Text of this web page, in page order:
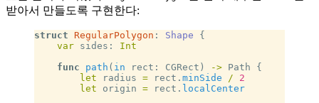
받아서 만들도록 구현한다:
struct RegularPolygon : Shape {
    var
sides: Int
    func
path ( in rect: CGRect) -> Path {
        let
radius = rect. minSide / 2
        let
origin = rect. localCenter